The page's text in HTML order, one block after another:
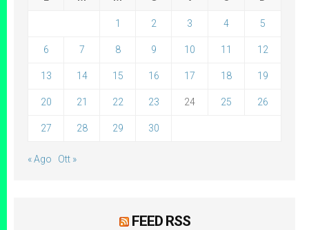
1 2 3 4 5
6 7 8 9 10 11 12
13 14 15 16 17 18 19
20 21 22 23 24 25 26
27 28 29 30
« Ago Ott »
FEED RSS